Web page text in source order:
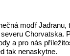
modř Jadranu,
Chorvatska.
a pro nás
tak nenaskytne.